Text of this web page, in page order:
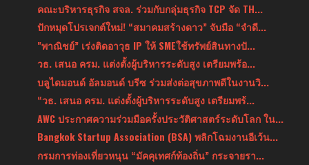
คณะบริหารธุรกิจ สจล. ร่วมกับกลุ่มธุรกิจ TCP จัด TH...
ปักหมุดโปรเจกต์ใหม่! “สมาคมสร้างดาว” จับมือ “จำดี...
"พาณิชย์” เร่งติดอาวุธ IP ให้ SMEใช้ทรัพย์สินทางปั...
วธ. เสนอ ครม. แต่งตั้งผู้บริหารระดับสูง เตรียมพร้อ...
บลูไดมอนด์ อัลมอนด์ บรีซ ร่วมส่งต่อสุขภาพดีในงานวิ...
“วธ. เสนอ ครม. แต่งตั้งผู้บริหารระดับสูง เตรียมพร้...
AWC ประกาศความร่วมมือครั้งประวัติศาสตร์ระดับโลก ใน...
Bangkok Startup Association (BSA) พลิกโฉมงานอีเว้น...
กรมการท่องเที่ยวหนุน “มัคคุเทศก์ท้องถิ่น” กระจายรา...